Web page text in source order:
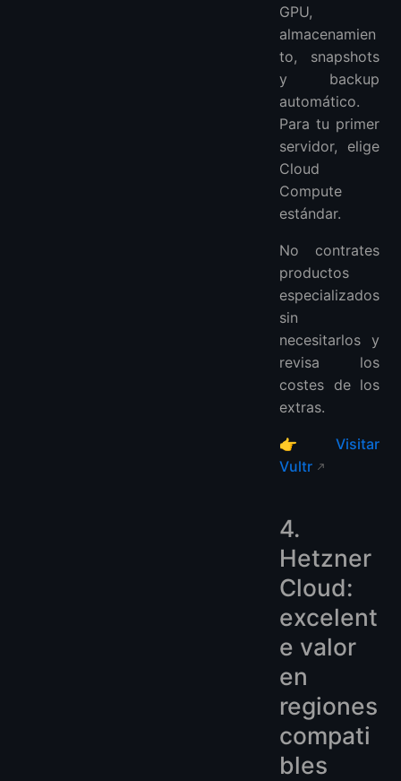
GPU,
almacenamien
to, snapshots
y backup
automático.
Para tu primer
servidor, elige
Cloud
Compute
estándar.
No contrates
productos
especializados
sin
necesitarlos y
revisa los
costes de los
extras.
👉 Visitar
Vultr
4.
Hetzner
Cloud:
excelent
e valor
en
regiones
compati
bles